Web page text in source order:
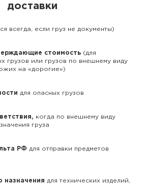
доставки
всегда, если груз не документы)
стоимость (для
грузов или грузов по внешнему виду
на «дорогие»)
для опасных грузов
когда по внешнему виду
груза
РФ для отправки предметов
назначения для технических изделий,